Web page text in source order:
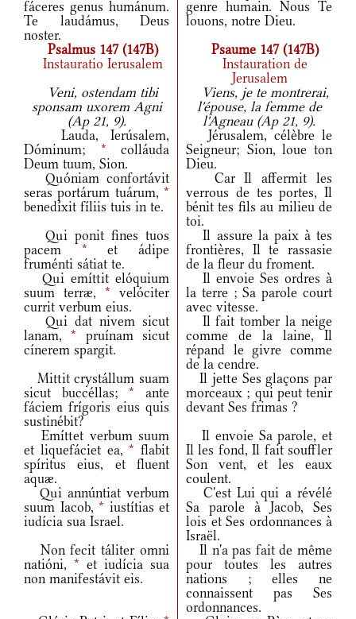
fáceres genus humánum.
Te laudámus, Deus
noster.
genre humain. Nous Te
louons, notre Dieu.
Psalmus 147 (147B)
Psaume 147 (147B)
Instauratio Ierusalem
Instauration de
Jerusalem
Veni, ostendam tibi
sponsam uxorem Agni
(Ap 21, 9).
Viens, je te montrerai,
l'épouse, la femme de
l'Agneau (Ap 21, 9).
Lauda, Ierúsalem,
Dóminum; * colláuda
Deum tuum, Sion.
Jérusalem, célèbre le
Seigneur; Sion, loue ton
Dieu.
Quóniam confortávit
seras portárum tuárum, *
benedíxit fíliis tuis in te.
Car Il affermit les
verrous de tes portes, Il
bénit tes fils au milieu de
toi.
Qui ponit fines tuos
pacem * et ádipe
fruménti sátiat te.
Il assure la paix à tes
frontières, Il te rassasie
de la fleur du froment.
Qui emíttit elóquium
suum terræ, * velóciter
currit verbum eius.
Il envoie Ses ordres à
la terre ; Sa parole court
avec vitesse.
Qui dat nivem sicut
lanam,* pruínam sicut
cínerem spargit.
Il fait tomber la neige
comme de la laine, Il
répand le givre comme
de la cendre.
Mittit crystállum suam
sicut buccéllas;* ante
fáciem frígoris eius quis
sustinébit?
Il jette Ses glaçons par
morceaux ; qui peut tenir
devant Ses frimas ?
Emíttet verbum suum
et liquefáciet ea,* flabit
spíritus eius, et fluent
aquæ.
Il envoie Sa parole, et
Il les fond, Il fait souffler
Son vent, et les eaux
coulent.
Qui annúntiat verbum
suum Iacob, * iustítias et
iudícia sua Israel.
C'est Lui qui a révélé
Sa parole à Jacob, Ses
lois et Ses ordonnances à
Israël.
Non fecit táliter omni
natióni, * et iudícia sua
non manifestávit eis.
Il n'a pas fait de même
pour toutes les autres
nations ; elles ne
connaissent pas Ses
ordonnances.